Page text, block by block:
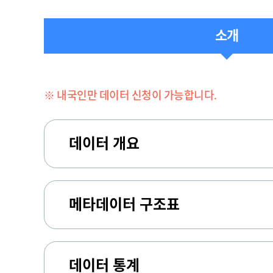
소개
※ 내국인만 데이터 신청이 가능합니다.
데이터 개요
메타데이터 구조표
데이터 통계